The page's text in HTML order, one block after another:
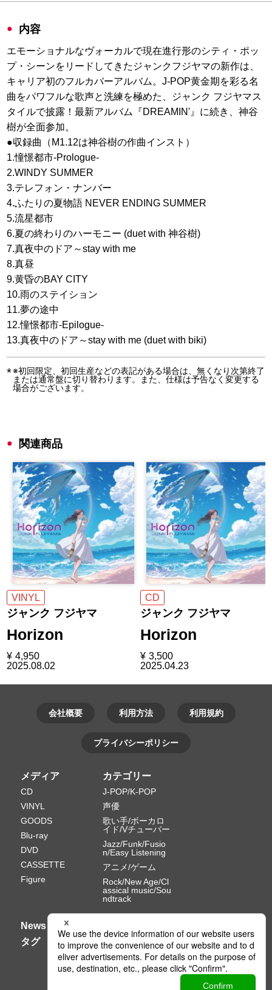
内容
エモーショナルなヴォーカルで現在進行形のシティ・ポッ
プ・シーンをリードしてきたジャンクフジヤマの新作は、
キャリア初のフルカバーアルバム。J-POP黄金期を彩る名
曲をパワフルな歌声と洗練を極めた、ジャンク フジヤマス
タイルで披露！最新アルバム『DREAMIN'』に続き、神谷
樹が全面参加。
●収録曲（M1.12は神谷樹の作曲インスト）
1.憧憬都市-Prologue-
2.WINDY SUMMER
3.テレフォン・ナンバー
4.ふたりの夏物語 NEVER ENDING SUMMER
5.流星都市
6.夏の終わりのハーモニー (duet with 神谷樹)
7.真夜中のドア～stay with me
8.真昼
9.黄昏のBAY CITY
10.雨のステイション
11.夢の途中
12.憧憬都市-Epilogue-
13.真夜中のドア～stay with me (duet with biki)
※初回限定、初回生産などの表記がある場合は、無くなり次第終了
または通常盤に切り替わります。また、仕様は予告なく変更する
場合がございます。
関連商品
VINYL
ジャンク フジヤマ
Horizon
¥ 4,950
2025.08.02
CD
ジャンク フジヤマ
Horizon
¥ 3,500
2025.04.23
会社概要 利用方法 利用規約
プライバシーポリシー
メディア
CD
VINYL
GOODS
Blu-ray
DVD
CASSETTE
Figure
カテゴリー
J-POP/K-POP
声優
歌い手/ボーカロ
イド/Vチューバー
Jazz/Funk/Fusio
n/Easy Listening
アニメ/ゲーム
Rock/New Age/Cl
assical music/Sou
ndtrack
News
タグ
Ⓒ PONY CANYON INC.